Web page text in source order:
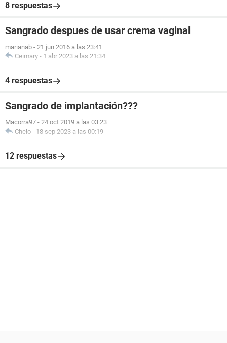
8 respuestas
Sangrado despues de usar crema vaginal
marianab - 21 jun 2016 a las 23:41
Ceimary - 1 abr 2023 a las 21:34
4 respuestas
Sangrado de implantación???
Macorra97 - 24 oct 2019 a las 03:23
Chelo - 18 sep 2023 a las 00:19
12 respuestas